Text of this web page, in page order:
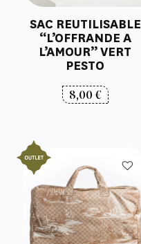
SAC REUTILISABLE
“L’OFFRANDE A
L’AMOUR” VERT
PESTO
8,00€